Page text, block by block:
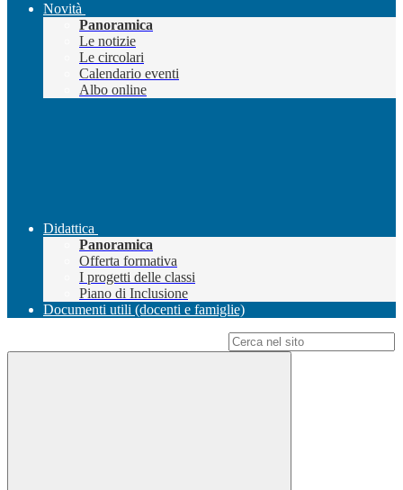
Novità
Panoramica
Le notizie
Le circolari
Calendario eventi
Albo online
Didattica
Panoramica
Offerta formativa
I progetti delle classi
Piano di Inclusione
Documenti utili (docenti e famiglie)